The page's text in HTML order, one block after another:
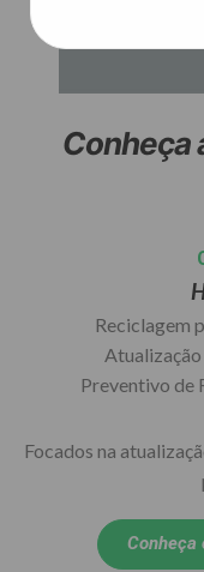
Conheça
Reciclagem
Preventivo de
Focados na
Conheça